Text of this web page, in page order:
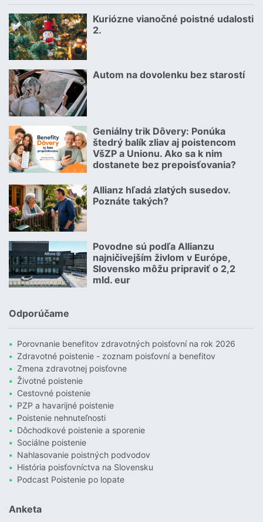
Kuriózne vianočné poistné udalosti
2.
18.12.2024 | | redakcia
Autom na dovolenku bez starostí
02.07.2026 |
Geniálny trik Dôvery: Ponúka
štedrý balík zliav aj poistencom
VšZP a Unionu. Ako sa k nim
dostanete bez prepoisťovania?
06.07.2026 | | redakcia
Allianz hľadá zlatých susedov.
Poznáte takých?
08.07.2026 |
Povodne sú podľa Allianzu
najničivejším živlom v Európe,
Slovensko môžu pripraviť o 2,2
mld. eur
23.07.2026 |
Odporúčame
Porovnanie benefitov zdravotných poisťovní na rok 2026
Zdravotné poistenie - zoznam poisťovní a benefitov
Zmena zdravotnej poisťovne
Životné poistenie
Cestovné poistenie
PZP a havarijné poistenie
Poistenie nehnuteľnosti
Dôchodkové poistenie a sporenie
Sociálne poistenie
Nahlasovanie poistných podvodov
História poisťovníctva na Slovensku
Podcast Poistenie po lopate
Anketa